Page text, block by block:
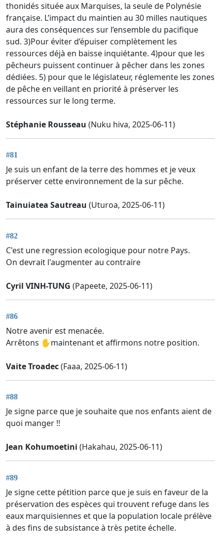
thonidés située aux Marquises, la seule de Polynésie
française. L’impact du maintien au 30 milles nautiques
aura des conséquences sur l’ensemble du pacifique
sud. 3)Pour éviter d’épuiser complètement les
ressources déjà en baisse inquiétante. 4)pour que les
pêcheurs puissent continuer à pêcher dans les zones
dédiées. 5) pour que le législateur, réglemente les zones
de pêche en veillant en priorité à préserver les
ressources sur le long terme.
Stéphanie Rousseau (Nuku hiva, 2025-06-11)
#81
Je suis un enfant de la terre des hommes et je veux
préserver cette environnement de la sur pêche.
Tainuiatea Sautreau (Uturoa, 2025-06-11)
#82
C'est une regression ecologique pour notre Pays.
On devrait l'augmenter au contraire
Cyril VINH-TUNG (Papeete, 2025-06-11)
#86
Notre avenir est menacée.
Arrêtons ✋️maintenant et affirmons notre position.
Vaite Troadec(Faaa, 2025-06-11)
#88
Je signe parce que je souhaite que nos enfants aient de
quoi manger !!
Jean Kohumoetini (Hakahau, 2025-06-11)
#89
Je signe cette pétition parce que je suis en faveur de la
préservation des espèces qui trouvent refuge dans les
eaux marquisiennes et que la population locale prélève
à des fins de subsistance à très petite échelle.